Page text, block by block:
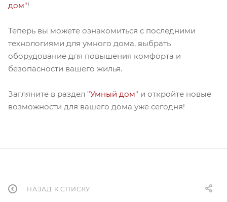
дом"!
Теперь вы можете ознакомиться с последними
технологиями для умного дома, выбрать
оборудование для повышения комфорта и
безопасности вашего жилья.
Загляните в раздел "Умный дом" и откройте новые
возможности для вашего дома уже сегодня!
НАЗАД К СПИСКУ